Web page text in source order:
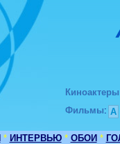
Киноактеры
Фильмы: А
* ИНТЕРВЬЮ * ОБОИ *